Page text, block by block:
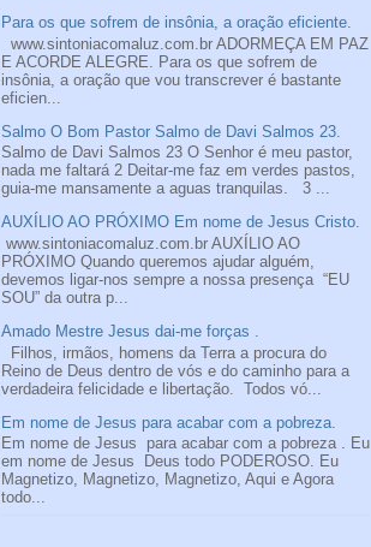
Para os que sofrem de insônia, a oração eficiente.
www.sintoniacomaluz.com.br ADORMEÇA EM PAZ
E ACORDE ALEGRE. Para os que sofrem de
insônia, a oração que vou transcrever é bastante
eficien...
Salmo O Bom Pastor Salmo de Davi Salmos 23.
Salmo de Davi Salmos 23 O Senhor é meu pastor,
nada me faltará 2 Deitar-me faz em verdes pastos,
guia-me mansamente a aguas tranquilas. 3 ...
AUXÍLIO AO PRÓXIMO Em nome de Jesus Cristo.
www.sintoniacomaluz.com.br AUXÍLIO AO
PRÓXIMO Quando queremos ajudar alguém,
devemos ligar-nos sempre a nossa presença “EU
SOU” da outra p...
Amado Mestre Jesus dai-me forças .
Filhos, irmãos, homens da Terra a procura do
Reino de Deus dentro de vós e do caminho para a
verdadeira felicidade e libertação. Todos vó...
Em nome de Jesus para acabar com a pobreza.
Em nome de Jesus para acabar com a pobreza . Eu
em nome de Jesus Deus todo PODEROSO. Eu
Magnetizo, Magnetizo, Magnetizo, Aqui e Agora
todo...